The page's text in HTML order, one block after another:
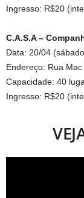
Ingresso: R$20
C.A.S.A –
Data: 20/04
Endereço: Rua
Capacidade: 40
Ingresso: R$20